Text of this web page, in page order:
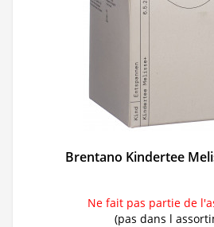
Brentano Kindertee
Ne fait pas partie de
(pas dans l